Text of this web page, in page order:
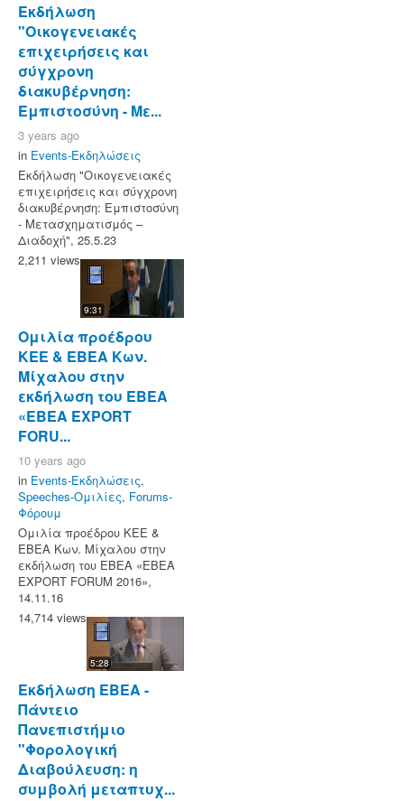
Εκδήλωση
"Οικογενειακές
επιχειρήσεις και
σύγχρονη
διακυβέρνηση:
Εμπιστοσύνη - Με...
3 years ago
in Events-Εκδηλώσεις
Εκδήλωση "Οικογενειακές
επιχειρήσεις και σύγχρονη
διακυβέρνηση: Εμπιστοσύνη
- Μετασχηματισμός –
Διαδοχή", 25.5.23
2,211 views
9:31
Ομιλία προέδρου
ΚΕΕ & ΕΒΕΑ Κων.
Μίχαλου στην
εκδήλωση του ΕΒΕΑ
«ΕΒΕΑ EXPORT
FORU...
10 years ago
in Events-Εκδηλώσεις,
Speeches-Ομιλίες, Forums-
Φόρουμ
Ομιλία προέδρου ΚΕΕ &
ΕΒΕΑ Κων. Μίχαλου στην
εκδήλωση του ΕΒΕΑ «ΕΒΕΑ
EXPORT FORUM 2016»,
14.11.16
14,714 views
5:28
Εκδήλωση ΕΒΕΑ -
Πάντειο
Πανεπιστήμιο
"Φορολογική
Διαβούλευση: η
συμβολή μεταπτυχ...